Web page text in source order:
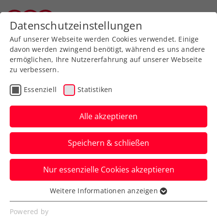
Zurück zur Newsübersicht
Turniere
Haas wird Stimme des
Upper Austria Ladies Linz
Österreichs frühere Nummer eins
schlüpft bei ihrem WTA-Heimturnier in
Oberösterreich in eine neue Rolle.
Verfasst von: Presseaussendung / Redaktion, 15.01.2025
Datenschutzeinstellungen
Auf unserer Webseite werden Cookies verwendet. Einige
davon werden zwingend benötigt, während es uns andere
ermöglichen, Ihre Nutzererfahrung auf unserer Webseite
zu verbessern.
Essenziell Statistiken
Alle akzeptieren
Speichern & schließen
Nur essenzielle Cookies akzeptieren
Essenziell
Essenzielle Cookies werden für grundlegende
Weitere Informationen anzeigen
Powered by